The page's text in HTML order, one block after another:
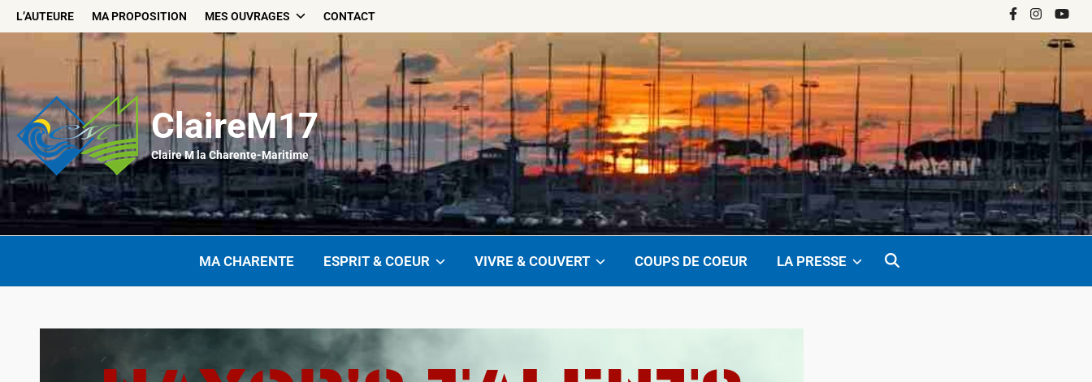
SkipL’AUTEURE MA PROPOSITION MES OUVRAGES CONTACT Facebook
Instagram
ClaireM17
Claire M la Charente-Maritime
MA CHARENTE ESPRIT & COEUR VIVRE & COUVERT COUPS DE COEUR LA PRESSE